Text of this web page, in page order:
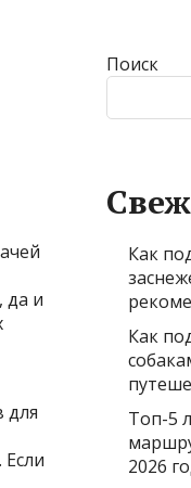
да и
для
Поиск
Как
Как
Топ-5
2026